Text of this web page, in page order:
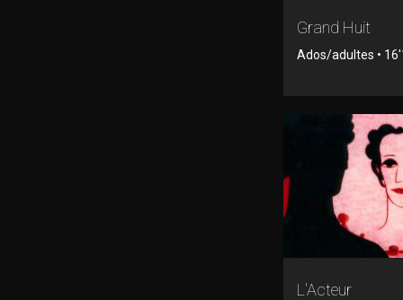
Grand Huit
Ados/adultes •
L'Acteur